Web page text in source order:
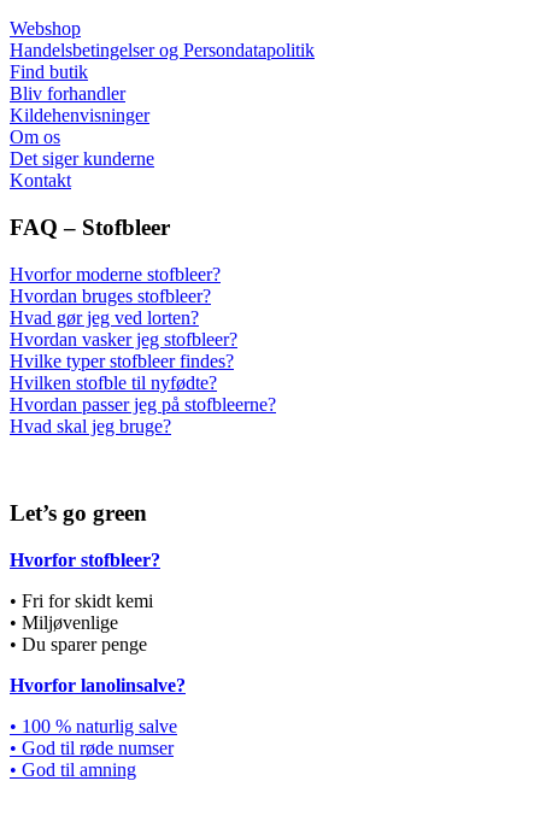
Mulighederne
kan
Webshop
Handelsbetingelser og Persondatapolitik
Find butik
Bliv forhandler
Kildehenvisninger
Om os
Det siger kunderne
Kontakt
FAQ – Stofbleer
Hvorfor moderne stofbleer?
Hvordan bruges stofbleer?
Hvad gør jeg ved lorten?
Hvordan vasker jeg stofbleer?
Hvilke typer stofbleer findes?
Hvilken stofble til nyfødte?
Hvordan passer jeg på stofbleerne?
Hvad skal jeg bruge?
Let’s go green
Hvorfor stofbleer?
• Fri for skidt kemi
• Miljøvenlige
• Du sparer penge
Hvorfor lanolinsalve?
• 100 % naturlig salve
• God til røde numser
• God til amning